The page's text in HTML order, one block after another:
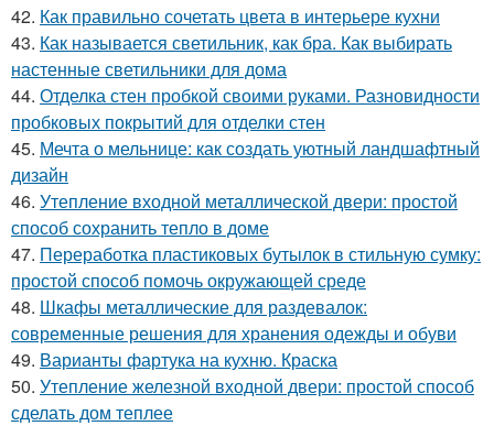
42. Как правильно сочетать цвета в интерьере кухни
43. Как называется светильник, как бра. Как выбирать
настенные светильники для дома
44. Отделка стен пробкой своими руками. Разновидности
пробковых покрытий для отделки стен
45. Мечта о мельнице: как создать уютный ландшафтный
дизайн
46. Утепление входной металлической двери: простой
способ сохранить тепло в доме
47. Переработка пластиковых бутылок в стильную сумку:
простой способ помочь окружающей среде
48. Шкафы металлические для раздевалок:
современные решения для хранения одежды и обуви
49. Варианты фартука на кухню. Краска
50. Утепление железной входной двери: простой способ
сделать дом теплее